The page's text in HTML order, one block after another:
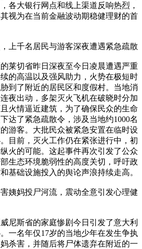
各大银行网点和线上渠道反响热烈，
视为在当前金融波动期稳健理财的首
上千名居民与游客深夜遭遇紧急疏散
莱切省昨日深夜至今日凌晨遭遇严重
的高温以及强风助力，火势在极短时
到了附近的居民区和度假村。当地消
夜出动，多架灭火飞机在破晓时分加
火情逼近建筑，为了确保民众的生命
达了紧急疏散令，涉及当地约1000名
游客。大批民众被紧急安置在临时设
目前，灭火工作仍在紧张进行中，初
火的可能。这起事件再次引发了公众
生态环境脆弱性的高度关切，呼吁政
基础设施投入的舆论声浪持续走高。
姨妈投尸河流，震动全意引发心理健
尼斯省的家庭惨剧今日引发了意大利
一名年仅17岁的当地少年在发生争执
杀害，并随后将尸体遗弃在附近的一